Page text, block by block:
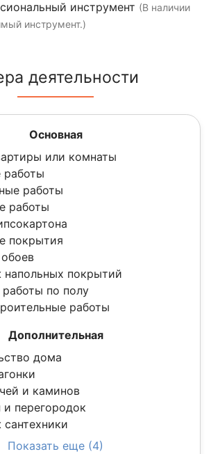
инструмент (В наличии
инструмент.)
деятельности
Основная
или комнаты
работы
работы
покрытия
покрытий
по полу
работы
Дополнительная
дома
и каминов
и перегородок
Показать еще (4)